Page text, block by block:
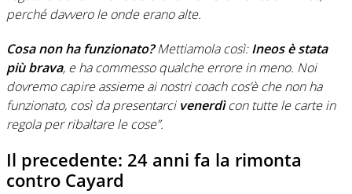
perché davvero le onde erano alte.
Cosa non ha funzionato?Mettiamola così:Ineos è stata
più brava, e ha commesso qualche errore in meno. Noi
dovremo capire assieme ai nostri coach cos’è che non ha
funzionato, così da presentarci venerdìcon tutte le carte in
regola per ribaltare le cose”.
Il precedente: 24 anni fa la rimonta
contro Cayard